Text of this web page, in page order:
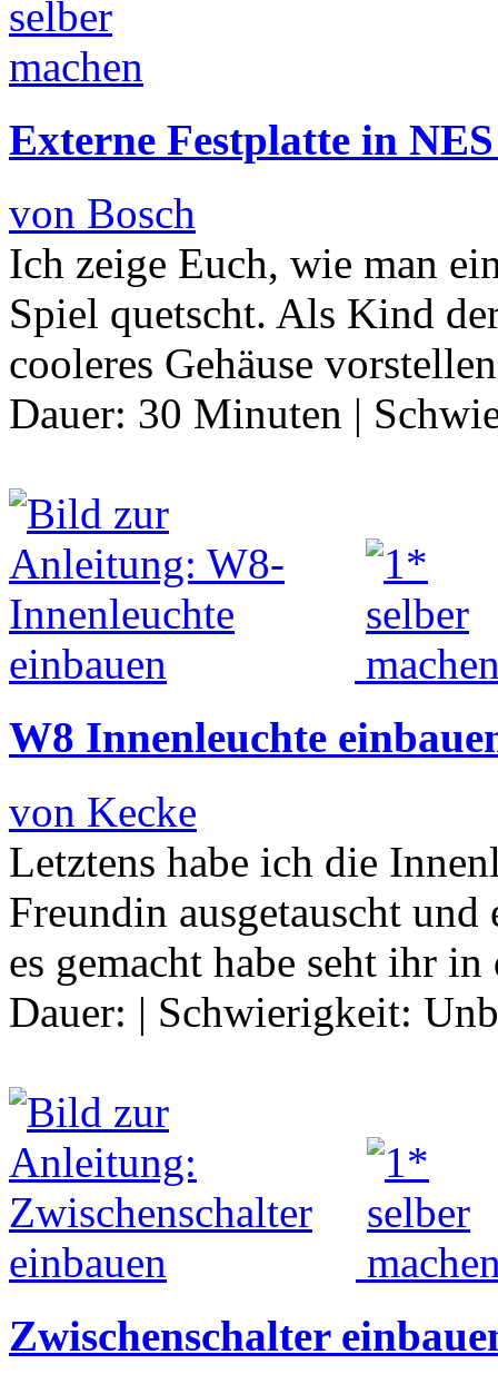
Externe Festplatte in
von Bosch
Ich zeige Euch, wie man
Spiel quetscht. Als Kind
cooleres Gehäuse
Dauer: 30 Minuten |
W8 Innenleuchte
von Kecke
Letztens habe ich die
Freundin ausgetauscht
es gemacht habe seht ihr
Dauer: | Schwierigkeit:
Zwischenschalter